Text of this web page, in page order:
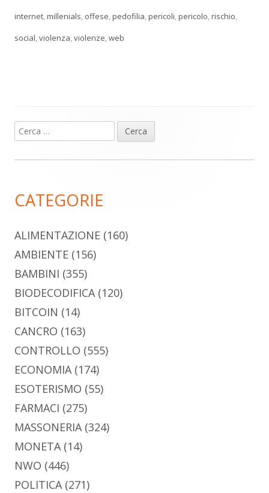
internet,millenials, offese,pedofilia,pericoli,pericolo,rischio,
social,violenza,violenze,web
Barra
laterale
Ricerca
per:
CATEGORIE
ALIMENTAZIONE (160)
AMBIENTE (156)
BAMBINI (355)
BIODECODIFICA(120)
BITCOIN (14)
CANCRO (163)
CONTROLLO (555)
ECONOMIA(174)
ESOTERISMO (55)
FARMACI (275)
MASSONERIA(324)
MONETA(14)
NWO (446)
POLITICA(271)